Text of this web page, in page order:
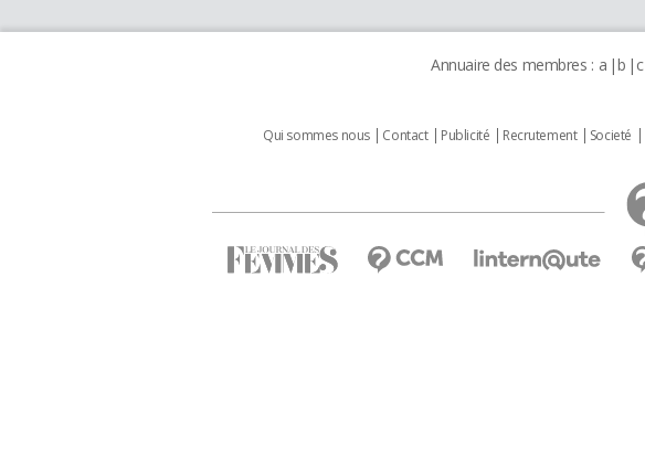
Annuaire des membres : a b c
Qui sommes nous Contact Publicité Recrutement Societé